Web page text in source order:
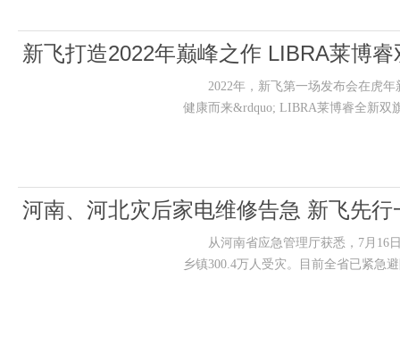
新飞打造2022年巅峰之作 LIBRA莱博
2022年，新飞第一场发布会在虎年
健康而来&rdquo; LIBRA莱博睿全新双
河南、河北灾后家电维修告急 新飞先行
从河南省应急管理厅获悉，7月16日
乡镇300.4万人受灾。目前全省已紧急